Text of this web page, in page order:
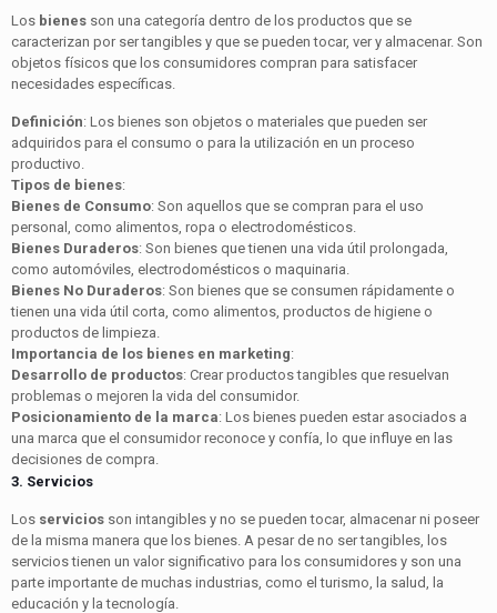
Los bienes son una categoría dentro de los productos que se
caracterizan por ser tangibles y que se pueden tocar, ver y almacenar. Son
objetos físicos que los consumidores compran para satisfacer
necesidades específicas.
Definición: Los bienes son objetos o materiales que pueden ser
adquiridos para el consumo o para la utilización en un proceso
productivo.
Tipos de bienes:
Bienes de Consumo: Son aquellos que se compran para el uso
personal, como alimentos, ropa o electrodomésticos.
Bienes Duraderos: Son bienes que tienen una vida útil prolongada,
como automóviles, electrodomésticos o maquinaria.
Bienes No Duraderos: Son bienes que se consumen rápidamente o
tienen una vida útil corta, como alimentos, productos de higiene o
productos de limpieza.
Importancia de los bienes en marketing:
Desarrollo de productos: Crear productos tangibles que resuelvan
problemas o mejoren la vida del consumidor.
Posicionamiento de la marca: Los bienes pueden estar asociados a
una marca que el consumidor reconoce y confía, lo que influye en las
decisiones de compra.
3. Servicios
Los servicios son intangibles y no se pueden tocar, almacenar ni poseer
de la misma manera que los bienes. A pesar de no ser tangibles, los
servicios tienen un valor significativo para los consumidores y son una
parte importante de muchas industrias, como el turismo, la salud, la
educación y la tecnología.